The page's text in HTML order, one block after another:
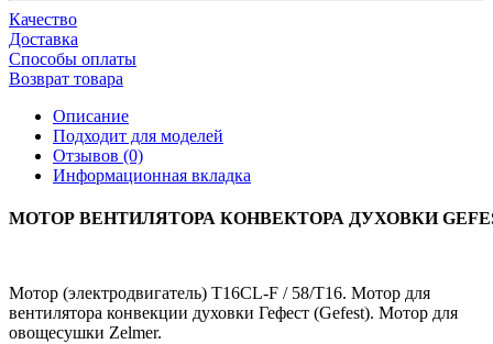
Качество
Доставка
Способы оплаты
Возврат товара
Описание
Подходит для моделей
Отзывов (0)
Информационная вкладка
МОТОР ВЕНТИЛЯТОРА КОНВЕКТОРА ДУХОВКИ
Мотор (электродвигатель) T16CL-F / 58/T16. Мотор для
вентилятора конвекции духовки Гефест (Gefest). Мотор для
овощесушки Zelmer.